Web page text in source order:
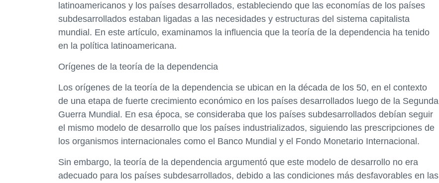
latinoamericanos y los países desarrollados, estableciendo que las economías de los países
subdesarrollados estaban ligadas a las necesidades y estructuras del sistema capitalista
mundial. En este artículo, examinamos la influencia que la teoría de la dependencia ha tenido
en la política latinoamericana.
Orígenes de la teoría de la dependencia
Los orígenes de la teoría de la dependencia se ubican en la década de los 50, en el contexto
de una etapa de fuerte crecimiento económico en los países desarrollados luego de la Segunda
Guerra Mundial. En esa época, se consideraba que los países subdesarrollados debían seguir
el mismo modelo de desarrollo que los países industrializados, siguiendo las prescripciones de
los organismos internacionales como el Banco Mundial y el Fondo Monetario Internacional.
Sin embargo, la teoría de la dependencia argumentó que este modelo de desarrollo no era
adecuado para los países subdesarrollados, debido a las condiciones más desfavorables en las